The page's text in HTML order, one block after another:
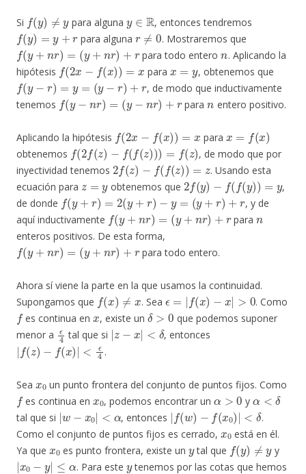
Si
(y ≠
para alguna
R
, entonces tendremos
f(y)=y +r
para alguna
r≠0
. Mostraremos que
f(y+ =( y + nr)+r
para todo entero
n
. Aplicando la
hipótesis
f(2x −f x ))=x
para
x=y
, obtenemos que
f(y−r)=y =(y− r
, de modo que inductivamente
tenemos
(y − =( nr + r
para
n
entero positivo.
Aplicando la hipótesis
(2x )) x
para
x)
obtenemos
f(2f(z)−f f(z))) = (z)
, de modo que por
inyectividad tenemos
2 f(z)−f(f(z) )= z
. Usando esta
ecuación para
z=y
obtenemos que
2 f( y )− f(f(y))= y
,
de donde
f(y+ r 2( y+r)−y=(y+ r)+r
, y de
aquí inductivamente
(y+n r =(y nr r
para
n
enteros positivos. De esta forma,
f(y+nr) =(y+nr)+ r
para todo entero.
Ahora sí viene la parte en la que usamos la continuidad.
Supongamos que
f(x)≠x
. Sea
ϵ=|f(x)−x|>0
. Como
f
es continua en
x
, existe un
δ>0
que podemos suponer
menor a
ϵ4
tal que si
|z−x|<δ
, entonces
|f(z)− f( )| <ϵ 4
.
Sea un punto frontera del conjunto de puntos fijos. Como
f
es continua en
x0
, podemos encontrar un
α>0
y
α <δ
tal que si
|w−x0|< α
, entonces
|f(w) −f( x0 )| <δ
.
Como el conjunto de puntos fijos es cerrado,
x0
está en él.
Ya que
x 0
es punto frontera, existe un
y
tal que
f(y)≠ y
y
|x 0−y |≤ α
. Para este
y
tenemos por las cotas que hemos